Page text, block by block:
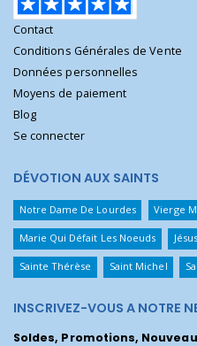
Contact
Conditions Générales de Vente
Données personnelles
Moyens de paiement
Blog
Se connecter
DÉVOTION AUX SAINTS
Notre Dame De Lourdes Vierge
Marie Qui Défait Les Noeuds
Sainte Thérèse Saint Michel
INSCRIVEZ-VOUS A NOTRE
Soldes, Promotions,